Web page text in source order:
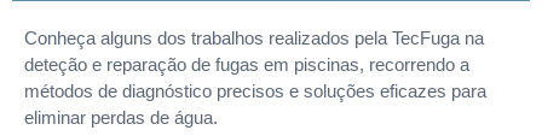
Conheça alguns dos trabalhos realizados pela TecFuga na
deteção e reparação de fugas em piscinas, recorrendo a
métodos de diagnóstico precisos e soluções eficazes para
eliminar perdas de água.